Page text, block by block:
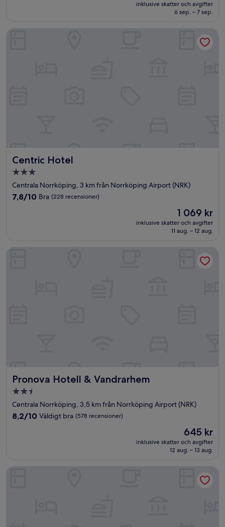
978 kr
inklusive skatter och avgifter
6 sep. – 7 sep.
Centric Hotel
Centric Hotel
3.0-
stjärnigt
boende
Centrala Norrköping, 3 km från Norrköping Airport (NRK)
7.8
7,8/10 Bra (228 recensioner)
Priset
är
1 069 kr
1 069 kr
inklusive skatter och avgifter
11 aug. – 12 aug.
Centric Hotel
Pronova Hotell & Vandrarhem
Pronova Hotell & Vandrarhem
2.5-
stjärnigt
boende
Centrala Norrköping, 3,5 km från Norrköping Airport (NRK)
8.2
8,2/10 Väldigt bra (578 recensioner)
Priset
är
645 kr
645 kr
inklusive skatter och avgifter
12 aug. – 13 aug.
Hotell Drott